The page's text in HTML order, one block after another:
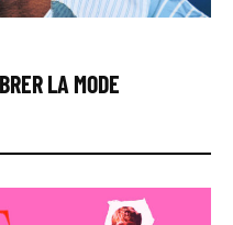
LA MODE